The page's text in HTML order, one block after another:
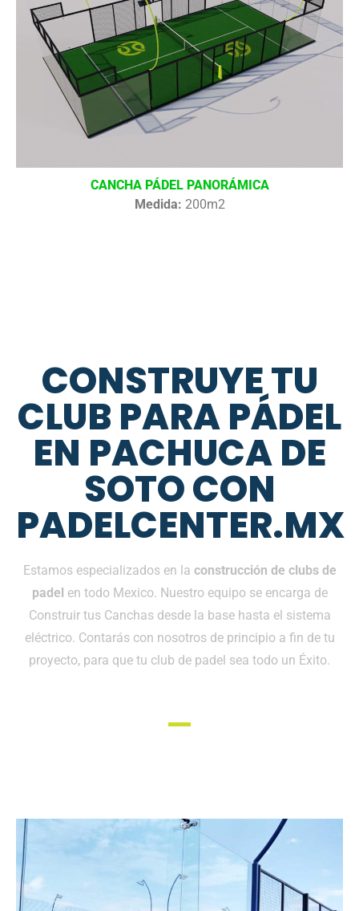
CANCHA PÁDEL PANORÁMICA
Medida: 200m2
CONSTRUYE TU
CLUB PARA PÁDEL
EN PACHUCA DE
SOTO CON
PADELCENTER.MX
Estamos especializados en la construcción de clubs de
padel en todo Mexico. Nuestro equipo se encarga de
Construir tus Canchas desde la base hasta el sistema
eléctrico. Contarás con nosotros de principio a fin de tu
proyecto, para que tu club de padel sea todo un Éxito.